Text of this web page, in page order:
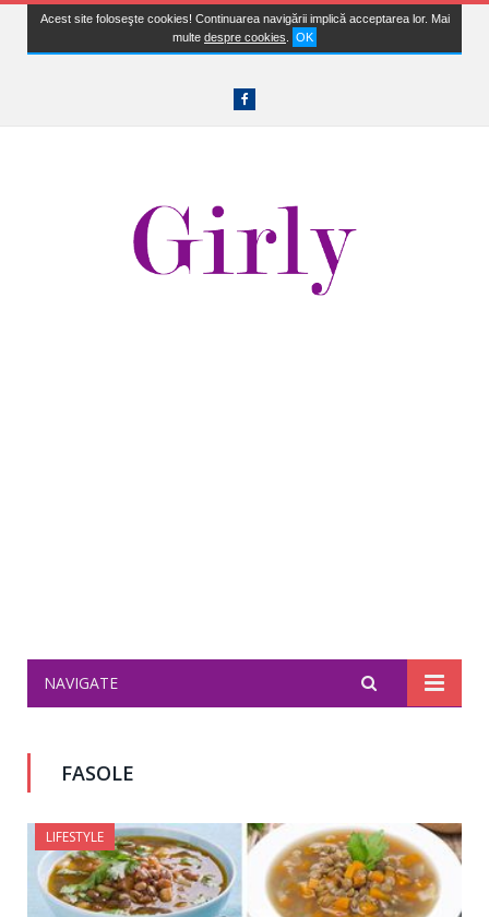
Acest site foloseşte cookies! Continuarea navigării implică acceptarea lor. Mai
multe despre cookies OK
Facebook
NAVIGATE
FASOLE
LIFESTYLE